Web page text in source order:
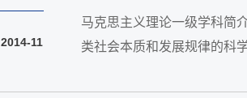
2014-11
马克思主义理论一级学科简介 一级学科（中文）名称：马克思主义理论 （英文）名称：Theory of Marxism 一、学科概况 马克思主义是科学的世界观和方法论，是反映客观世界特
类社会本质和发展规律的科